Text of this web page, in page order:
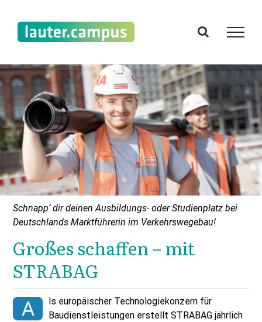
Inhalt
springen
Schnapp‘ dir deinen Ausbildungs- oder Studienplatz bei
Deutschlands Marktführerin im Verkehrswegebau!
Großes schaffen – mit
STRABAG
A
ls europäischer Technologiekonzern für
Baudienstleistungen erstellt STRABAG jährlich